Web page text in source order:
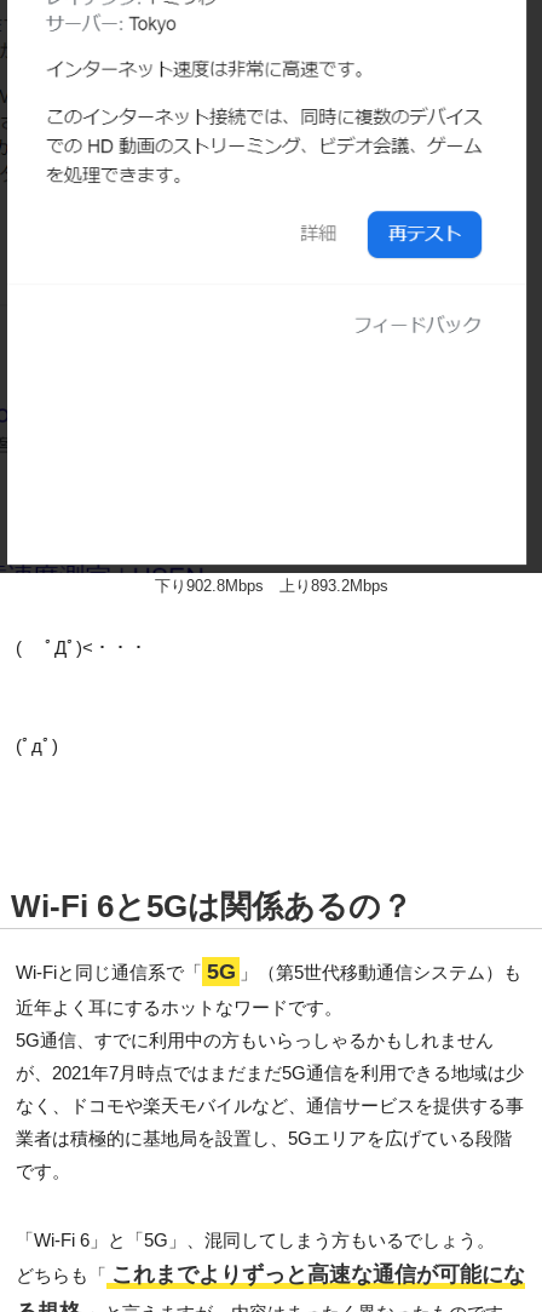
下り902.8Mbps 上り893.2Mbps
( ﾟДﾟ)<・・・
(ﾟдﾟ)
Wi-Fi 6と5Gは関係あるの？
Wi-Fiと同じ通信系で「 5G 」（第5世代移動通信システム）も
近年よく耳にするホットなワードです。
5G通信、すでに利用中の方もいらっしゃるかもしれません
が、2021年7月時点ではまだまだ5G通信を利用できる地域は少
なく、ドコモや楽天モバイルなど、通信サービスを提供する事
業者は積極的に基地局を設置し、5Gエリアを広げている段階
です。
「Wi-Fi 6」と「5G」、混同してしまう方もいるでしょう。
どちらも「 これまでよりずっと高速な通信が可能にな